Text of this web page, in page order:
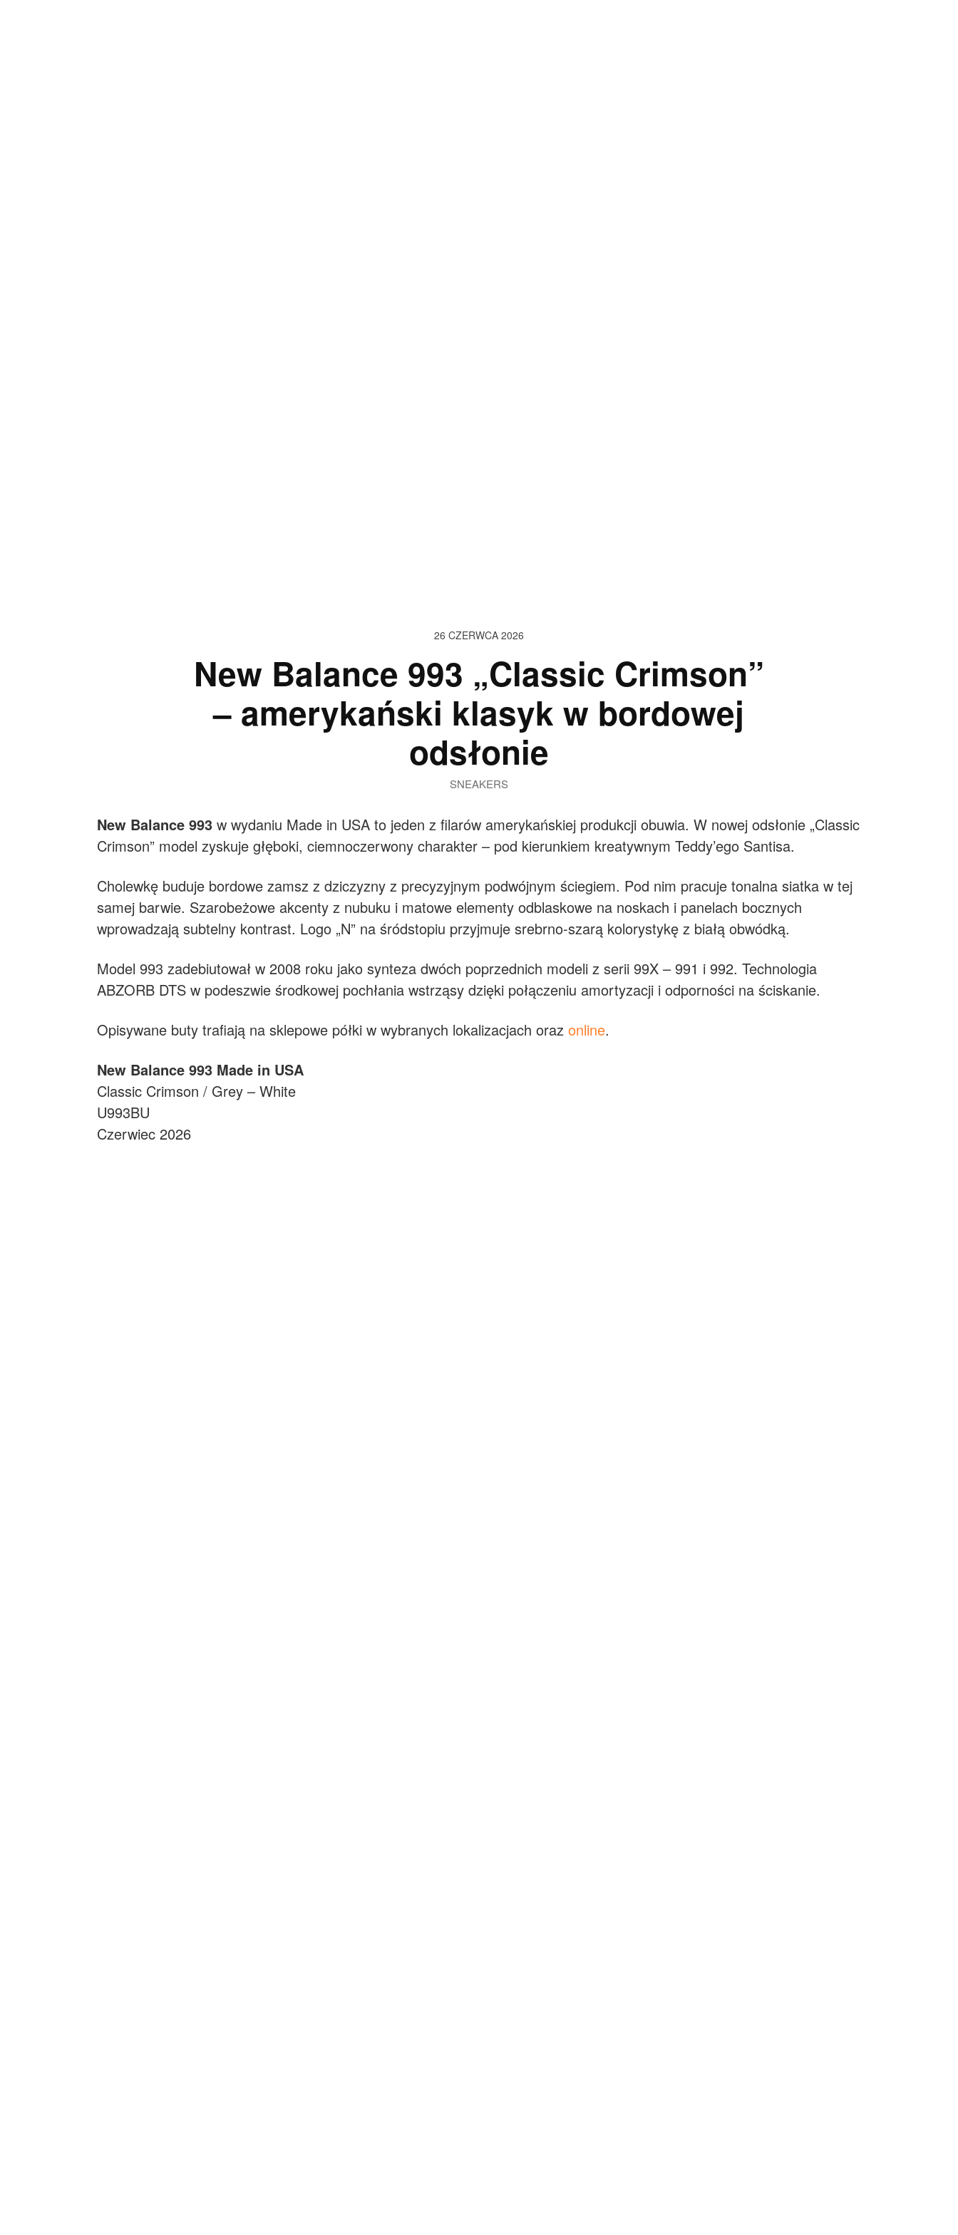
26 CZERWCA 2026
New Balance 993 „Classic Crimson”
– amerykański klasyk w bordowej
odsłonie
SNEAKERS
New Balance 993 w wydaniu Made in USA to jeden z filarów amerykańskiej produkcji obuwia. W nowej odsłonie „Classic
Crimson” model zyskuje głęboki, ciemnoczerwony charakter – pod kierunkiem kreatywnym Teddy’ego Santisa.
Cholewkę buduje bordowe zamsz z dziczyzny z precyzyjnym podwójnym ściegiem. Pod nim pracuje tonalna siatka w tej
samej barwie. Szarobeżowe akcenty z nubuku i matowe elementy odblaskowe na noskach i panelach bocznych
wprowadzają subtelny kontrast. Logo „N” na śródstopiu przyjmuje srebrno-szarą kolorystykę z białą obwódką.
Model 993 zadebiutował w 2008 roku jako synteza dwóch poprzednich modeli z serii 99X – 991 i 992. Technologia
ABZORB DTS w podeszwie środkowej pochłania wstrząsy dzięki połączeniu amortyzacji i odporności na ściskanie.
Opisywane buty trafiają na sklepowe półki w wybranych lokalizacjach oraz online.
New Balance 993 Made in USA
Classic Crimson / Grey – White
U993BU
Czerwiec 2026